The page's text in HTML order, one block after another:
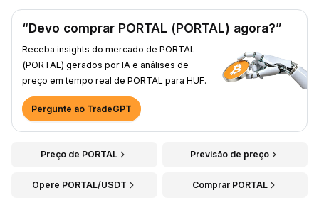
“Devo comprar PORTAL (PORTAL) agora?”
Receba insights do mercado de PORTAL
(PORTAL) gerados por IA e análises de
preço em tempo real de PORTAL para HUF.
Pergunte ao TradeGPT
Preço de PORTAL Previsão de preço
Opere PORTAL/USDT Comprar PORTAL